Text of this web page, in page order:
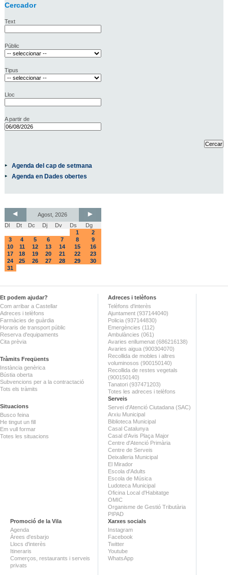
Cercador
Text
Públic
Tipus
Lloc
A partir de
Agenda del cap de setmana
Agenda en Dades obertes
Agost, 2026
Dl
Dt Dc Dj Dv Ds
Dg
1
2
3
4 5 6 7 8
9
10
11 12 13 14 15
16
17
18 19 20 21 22
23
24
25 26 27 28 29
30
31
Et podem ajudar?
Com arribar a Castellar
Adreces i telèfons
Farmàcies de guàrdia
Horaris de transport públic
Reserva d'equipaments
Cita prèvia
Tràmits Freqüents
Instància genèrica
Bústia oberta
Subvencions per a la contractació
Tots els tràmits
Situacions
Busco feina
He tingut un fill
Em vull formar
Totes les situacions
Adreces i telèfons
Telèfons d'interès
Ajuntament (937144040)
Policia (937144830)
Emergències (112)
Ambulàncies (061)
Avaries enllumenat (686216138)
Avaries aigua (900304070)
Recollida de mobles i altres
voluminosos (900150140)
Recollida de restes vegetals
(900150140)
Tanatori (937471203)
Totes les adreces i telèfons
Serveis
Servei d'Atenció Ciutadana (SAC)
Arxiu Municipal
Biblioteca Municipal
Casal Catalunya
Casal d'Avis Plaça Major
Centre d'Atenció Primària
Centre de Serveis
Deixalleria Municipal
El Mirador
Escola d'Adults
Escola de Música
Ludoteca Municipal
Oficina Local d'Habitatge
OMIC
Organisme de Gestió Tributària
PIPAD
Promoció de la Vila
Agenda
Àrees d'esbarjo
Llocs d'interès
Itineraris
Comerços, restaurants i serveis
privats
Xarxes socials
Instagram
Facebook
Twitter
Youtube
WhatsApp